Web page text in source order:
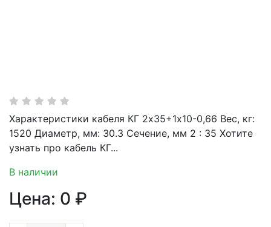
Характеристики кабеля КГ 2х35+1х10-0,66 Вес, кг:
1520 Диаметр, мм: 30.3 Сечение, мм 2 : 35 Хотите
узнать про кабель КГ...
В наличии
Цена: 0 ₽